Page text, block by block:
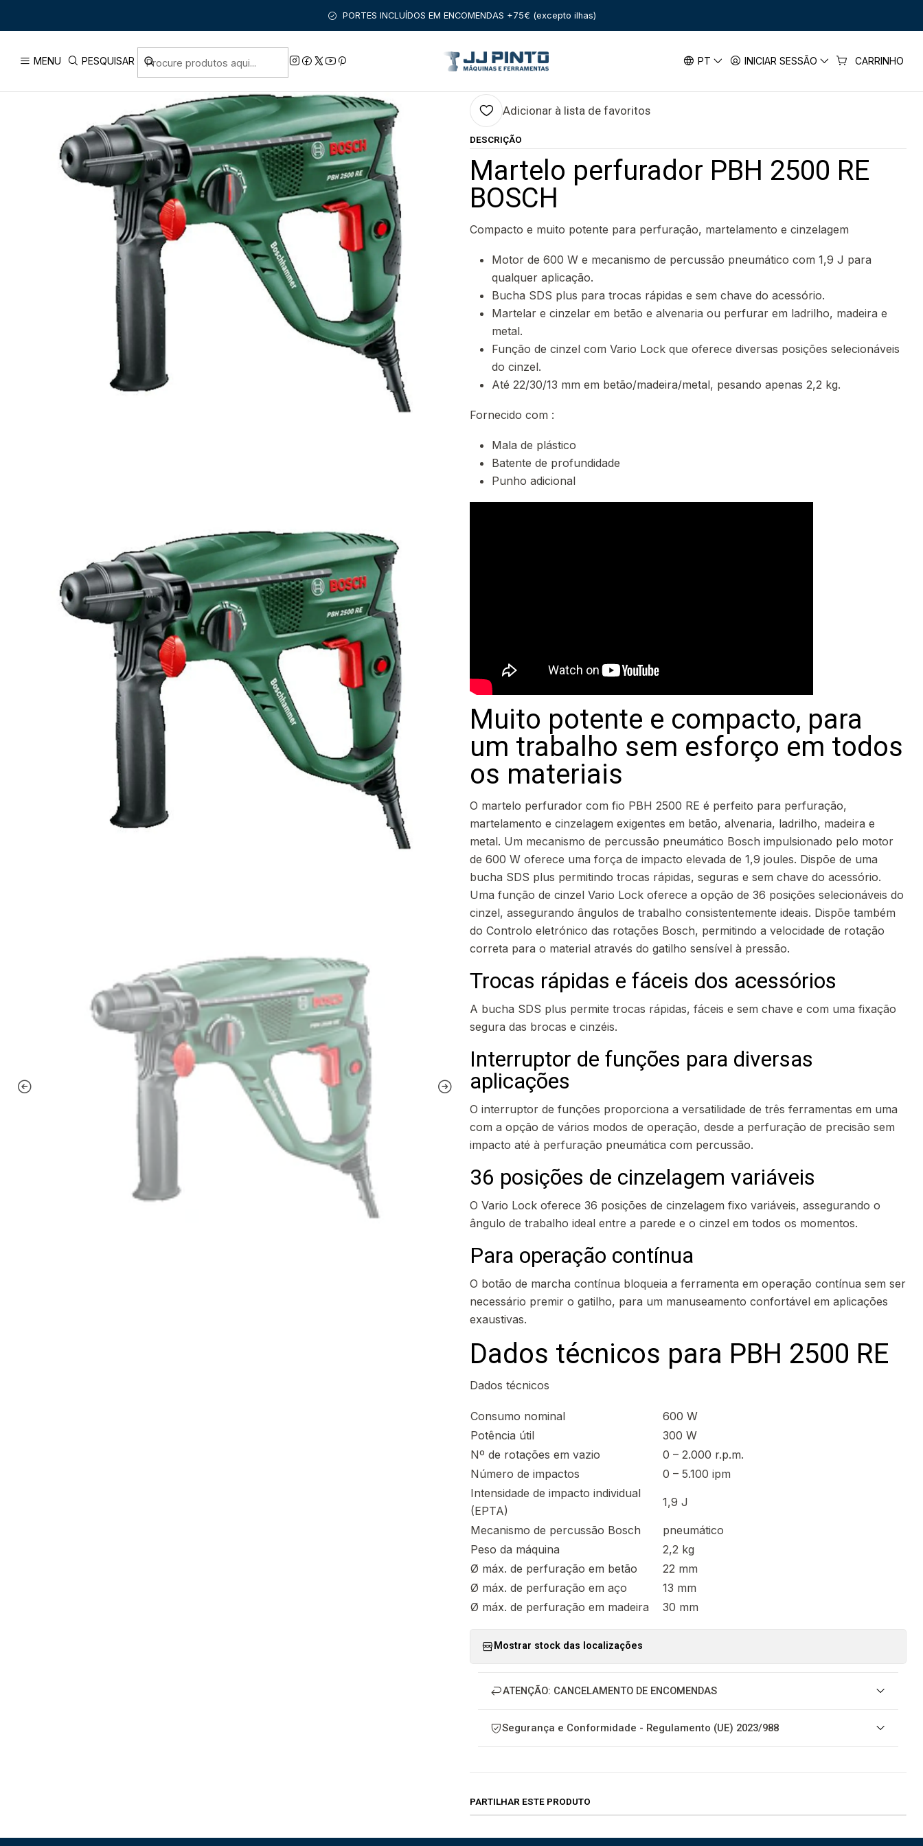
MENU PESQUISAR PT INICIAR SESSÃO CARRINHO
PORTES INCLUÍDOS EM ENCOMENDAS +75€ (excepto ilhas)
PRODUTOS FERRAMENTAS BRICOLAGE Martelo perfurador PBH 2500 RE BOSCH
Martelo perfurador PBH 2500 RE BOSCH
Adicionar à lista de favoritos
DESCRIÇÃO
Martelo perfurador PBH 2500 RE
BOSCH
Compacto e muito potente para perfuração, martelamento e cinzelagem
Motor de 600 W e mecanismo de percussão pneumático com 1,9 J para
qualquer aplicação.
Bucha SDS plus para trocas rápidas e sem chave do acessório.
Martelar e cinzelar em betão e alvenaria ou perfurar em ladrilho, madeira e
metal.
Função de cinzel com Vario Lock que oferece diversas posições selecionáveis
do cinzel.
Até 22/30/13 mm em betão/madeira/metal, pesando apenas 2,2 kg.
Fornecido com :
Mala de plástico
Batente de profundidade
Punho adicional
Muito potente e compacto, para
um trabalho sem esforço em todos
os materiais
O martelo perfurador com fio PBH 2500 RE é perfeito para perfuração,
martelamento e cinzelagem exigentes em betão, alvenaria, ladrilho, madeira e
metal. Um mecanismo de percussão pneumático Bosch impulsionado pelo motor
de 600 W oferece uma força de impacto elevada de 1,9 joules. Dispõe de uma
bucha SDS plus permitindo trocas rápidas, seguras e sem chave do acessório.
Uma função de cinzel Vario Lock oferece a opção de 36 posições selecionáveis do
cinzel, assegurando ângulos de trabalho consistentemente ideais. Dispõe também
do Controlo eletrónico das rotações Bosch, permitindo a velocidade de rotação
correta para o material através do gatilho sensível à pressão.
Trocas rápidas e fáceis dos acessórios
A bucha SDS plus permite trocas rápidas, fáceis e sem chave e com uma fixação
segura das brocas e cinzéis.
Interruptor de funções para diversas
aplicações
O interruptor de funções proporciona a versatilidade de três ferramentas em uma
com a opção de vários modos de operação, desde a perfuração de precisão sem
impacto até à perfuração pneumática com percussão.
36 posições de cinzelagem variáveis
O Vario Lock oferece 36 posições de cinzelagem fixo variáveis, assegurando o
ângulo de trabalho ideal entre a parede e o cinzel em todos os momentos.
Para operação contínua
O botão de marcha contínua bloqueia a ferramenta em operação contínua sem ser
necessário premir o gatilho, para um manuseamento confortável em aplicações
exaustivas.
Dados técnicos para PBH 2500 RE
Dados técnicos
Consumo nominal
600 W
Potência útil
300 W
Nº de rotações em vazio
0 – 2.000 r.p.m.
Número de impactos
0 – 5.100 ipm
Intensidade de impacto individual
(EPTA)
1,9 J
Mecanismo de percussão Bosch
pneumático
Peso da máquina
2,2 kg
Ø máx. de perfuração em betão
22 mm
Ø máx. de perfuração em aço
13 mm
Ø máx. de perfuração em madeira
30 mm
Mostrar stock das localizações
ATENÇÃO: CANCELAMENTO DE ENCOMENDAS
Segurança e Conformidade - Regulamento (UE) 2023/988
PARTILHAR ESTE PRODUTO